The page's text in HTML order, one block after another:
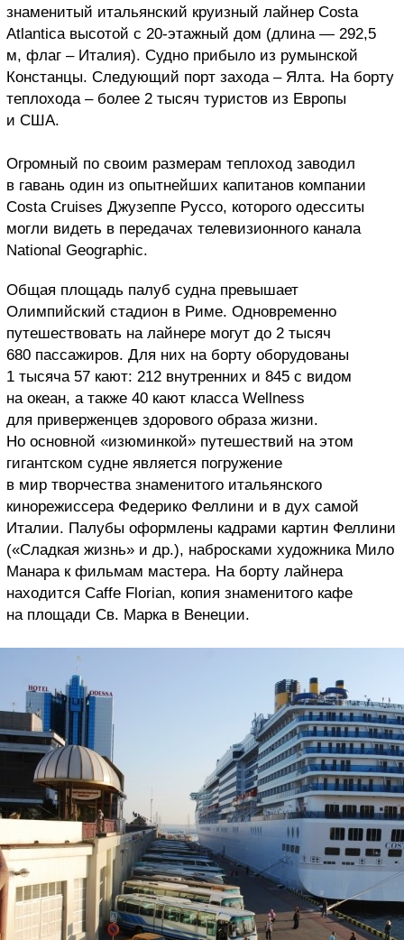
знаменитый итальянский круизный лайнер Costa
Atlantica высотой с 20-этажный дом (длина — 292,5
м, флаг – Италия). Судно прибыло из румынской
Констанцы. Следующий порт захода – Ялта. На борту
теплохода – более 2 тысяч туристов из Европы
и США.
Огромный по своим размерам теплоход заводил
в гавань один из опытнейших капитанов компании
Costa Cruises Джузеппе Руссо, которого одесситы
могли видеть в передачах телевизионного канала
National Geographic.
Общая площадь палуб судна превышает
Олимпийский стадион в Риме. Одновременно
путешествовать на лайнере могут до 2 тысяч
680 пассажиров. Для них на борту оборудованы
1 тысяча 57 кают: 212 внутренних и 845 с видом
на океан, а также 40 кают класса Wellness
для приверженцев здорового образа жизни.
Но основной «изюминкой» путешествий на этом
гигантском судне является погружение
в мир творчества знаменитого итальянского
кинорежиссера Федерико Феллини и в дух самой
Италии. Палубы оформлены кадрами картин Феллини
(«Сладкая жизнь» и др.), набросками художника Мило
Манара к фильмам мастера. На борту лайнера
находится Caffe Florian, копия знаменитого кафе
на площади Св. Марка в Венеции.